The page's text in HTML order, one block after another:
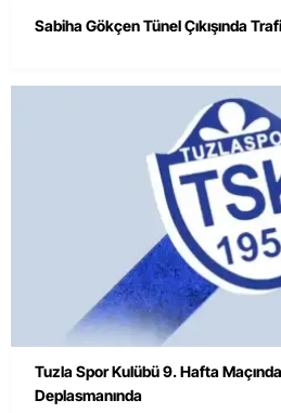
Sabiha Gökçen Tünel Çıkışında
Tuzla Spor Kulübü 9. Hafta
Deplasmanında